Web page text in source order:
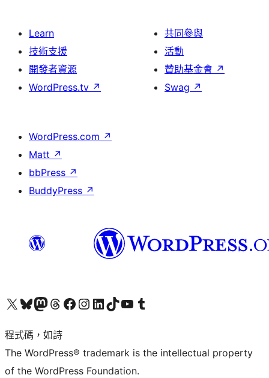
Learn
技術支援
開發者資源
WordPress.tv ↗
共同參與
活動
贊助基金會 ↗
Swag ↗
WordPress.com ↗
Matt ↗
bbPress ↗
BuddyPress ↗
查看我們的 X (之前的 Twitter) 帳號造訪我們的 Bluesky 帳號造訪我們的 Mastodon 帳號造訪我們的 Threads 帳號 造訪我們的 Facebook 粉絲專頁Visit our Instagram account
Visit our LinkedIn account
造訪我們的 TikTok 帳號Visit our YouTube channel
造訪我們的 Tumblr 帳號
程式碼，如詩
The WordPress® trademark is the intellectual property
of the WordPress Foundation.